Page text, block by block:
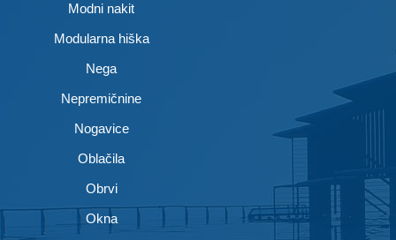
Modni nakit
Modularna hiška
Nega
Nepremičnine
Nogavice
Oblačila
Obrvi
Okna